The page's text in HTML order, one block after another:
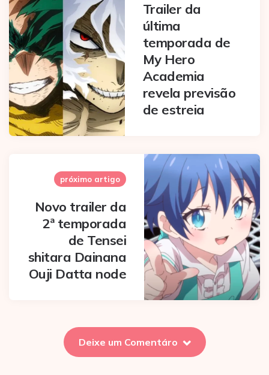
Trailer da
última
temporada de
My Hero
Academia
revela previsão
de estreia
próximo artigo
Novo trailer da
2ª temporada
de Tensei
shitara Dainana
Ouji Datta node
Deixe um Comentáro